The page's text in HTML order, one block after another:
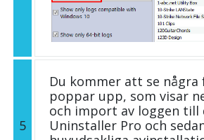
5
Du kommer att se
poppar upp, som visar
och import av loggen till
Uninstaller Pro och